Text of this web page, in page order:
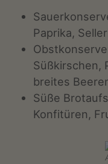
Paprika,
Süßkirschen,
breites
Süße
Konfitüren,